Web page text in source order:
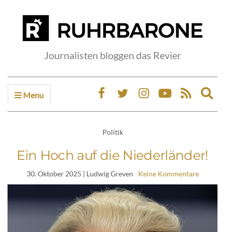
Journalisten bloggen das Revier
Menu
Politik
Ein Hoch auf die Niederländer!
30. Oktober 2025 | Ludwig Greven Keine Kommentare